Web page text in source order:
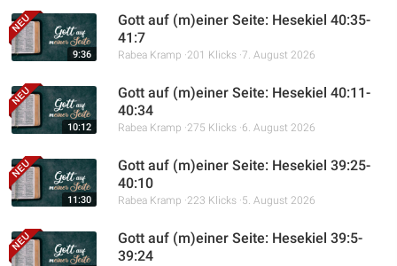
9:36
Gott auf (m)einer Seite: Hesekiel 40:35-
41:7
Rabea Kramp 201 Klicks 7. August 2026
10:12
Gott auf (m)einer Seite: Hesekiel 40:11-
40:34
Rabea Kramp 275 Klicks 6. August 2026
11:30
Gott auf (m)einer Seite: Hesekiel 39:25-
40:10
Rabea Kramp 223 Klicks 5. August 2026
Gott auf (m)einer Seite: Hesekiel 39:5-
39:24